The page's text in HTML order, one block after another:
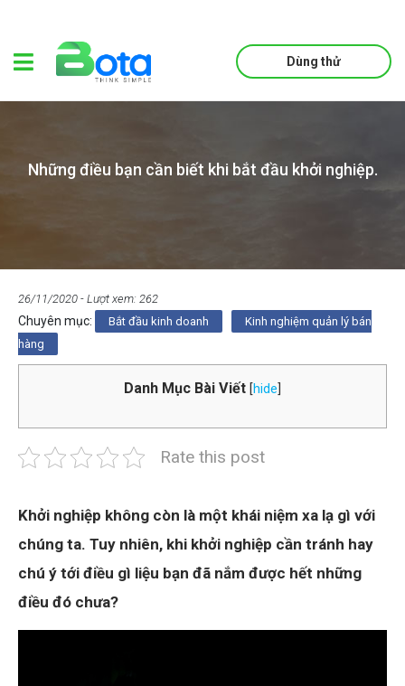
Dùng thử
Những điều bạn cần biết khi bắt đầu khởi nghiệp.
26/11/2020 - Lượt xem: 262
Chuyên mục: Bắt đầu kinh doanh
Kinh nghiệm quản lý bán
hàng
Danh Mục Bài Viết [hide
Rate this post
Khởi nghiệp không còn là một khái niệm xa lạ gì với
chúng ta. Tuy nhiên, khi khởi nghiệp cần tránh hay
chú ý tới điều gì liệu bạn đã nắm được hết những
điều đó chưa?